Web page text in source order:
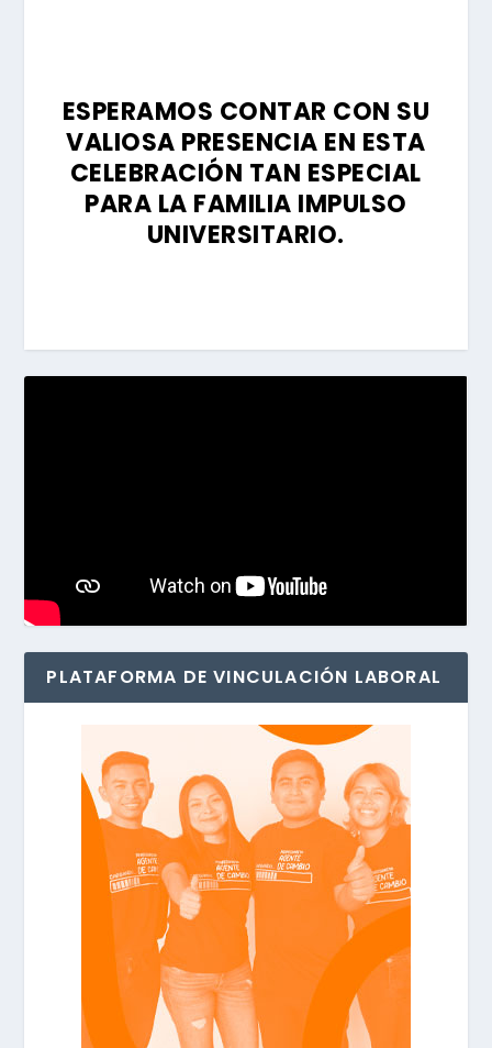
ESPERAMOS CONTAR CON SU
VALIOSA PRESENCIA EN ESTA
CELEBRACIÓN TAN ESPECIAL
PARA LA FAMILIA IMPULSO
UNIVERSITARIO.
PLATAFORMA DE VINCULACIÓN LABORAL